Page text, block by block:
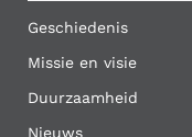
Geschiedenis
Missie en visie
Duurzaamheid
Nieuws